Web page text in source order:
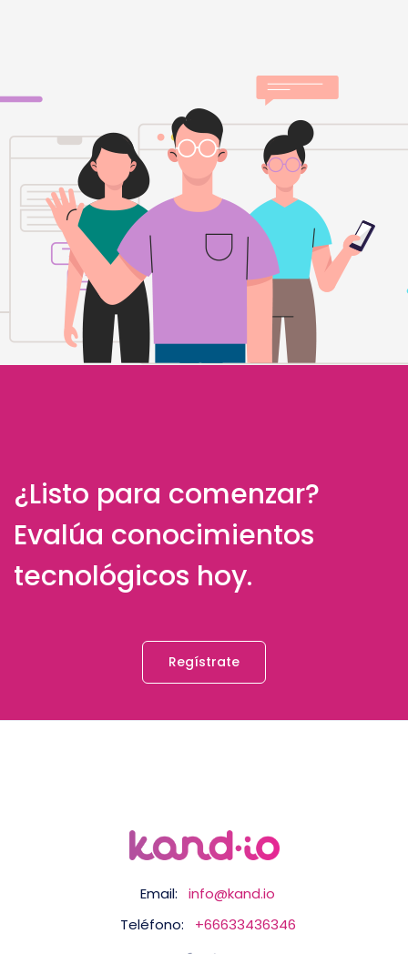
¿Listo para comenzar?
Evalúa conocimientos
tecnológicos hoy.
Regístrate
Email:
info@kand.io
Teléfono:
+66633436346